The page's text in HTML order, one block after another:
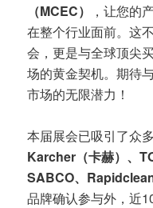
（MCEC）
，让您的
在整个行业面前。这
会，更是与全球顶尖
场的黄金契机。期待
市场的无限潜力！
本届展会已吸引了众
Karcher（卡赫）、
SABCO、
品牌确认参与外，近